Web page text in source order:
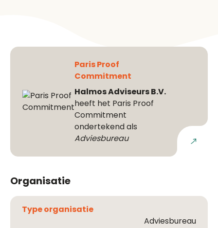
Paris Proof
Commitment
Halmos Adviseurs B.V.
heeft het Paris Proof
Commitment
ondertekend als
Adviesbureau
Download commitment
Organisatie
Type organisatie
Adviesbureau